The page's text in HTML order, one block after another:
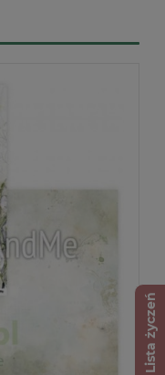
Lista życzeń